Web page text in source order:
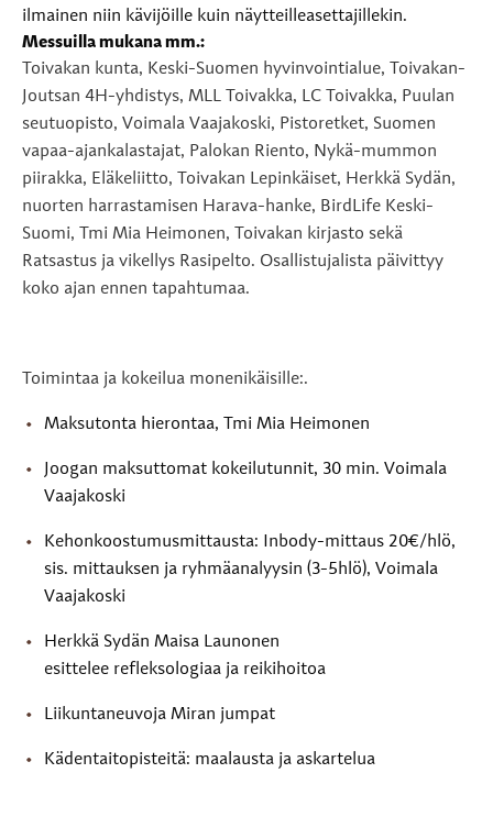
ilmainen niin kävijöille kuin näytteilleasettajillekin.
Messuilla mukana mm.:
Toivakan kunta, Keski-Suomen hyvinvointialue, Toivakan-
Joutsan 4H-yhdistys, MLL Toivakka, LC Toivakka, Puulan
seutuopisto, Voimala Vaajakoski, Pistoretket, Suomen
vapaa-ajankalastajat, Palokan Riento, Nykä-mummon
piirakka, Eläkeliitto, Toivakan Lepinkäiset, Herkkä Sydän,
nuorten harrastamisen Harava-hanke, BirdLife Keski-
Suomi, Tmi Mia Heimonen, Toivakan kirjasto sekä
Ratsastus ja vikellys Rasipelto. Osallistujalista päivittyy
koko ajan ennen tapahtumaa.
Toimintaa ja kokeilua monenikäisille:.
Maksutonta hierontaa, Tmi Mia Heimonen
Joogan maksuttomat kokeilutunnit, 30 min. Voimala
Vaajakoski
Kehonkoostumusmittausta: Inbody-mittaus 20€/hlö,
sis. mittauksen ja ryhmäanalyysin (3-5hlö), Voimala
Vaajakoski
Herkkä Sydän Maisa Launonen
esittelee refleksologiaa ja reikihoitoa
Liikuntaneuvoja Miran jumpat
Kädentaitopisteitä: maalausta ja askartelua